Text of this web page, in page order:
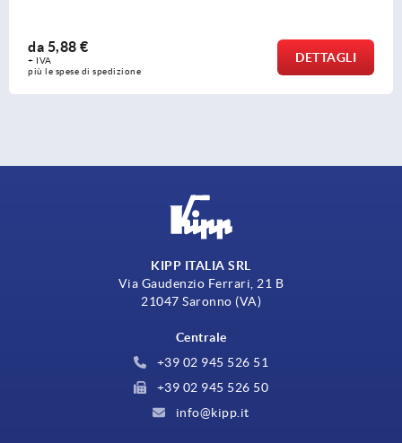
da 5,88 €
+ IVA
più le spese di spedizione
DETTAGLI
KIPP ITALIA SRL
Via Gaudenzio Ferrari, 21 B
21047 Saronno (VA)
Centrale
+39 02 945 526 51
+39 02 945 526 50
info@kipp.it